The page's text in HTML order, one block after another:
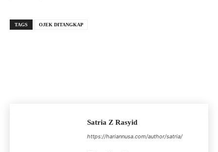
TAGS OJEK DITANGKAP
Satria Z Rasyid
https://hariannusa.com/author/satria/